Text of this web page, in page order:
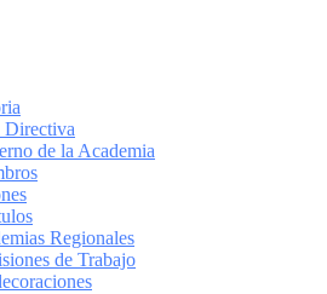
Directiva
de la Academia
Regionales
de Trabajo